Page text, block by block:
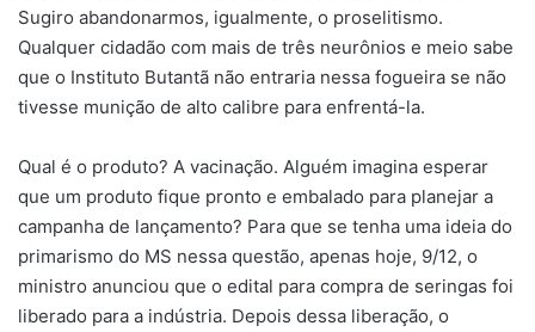
Sugiro abandonarmos, igualmente, o proselitismo.
Qualquer cidadão com mais de três neurônios e meio sabe
que o Instituto Butantã não entraria nessa fogueira se não
tivesse munição de alto calibre para enfrentá-la.
Qual é o produto? A vacinação. Alguém imagina esperar
que um produto fique pronto e embalado para planejar a
campanha de lançamento? Para que se tenha uma ideia do
primarismo do MS nessa questão, apenas hoje, 9/12, o
ministro anunciou que o edital para compra de seringas foi
liberado para a indústria. Depois dessa liberação, o